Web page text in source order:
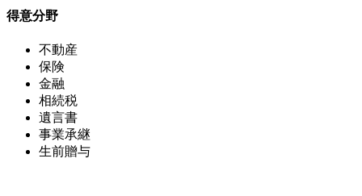
得意分野
不動産
保険
金融
相続税
遺言書
事業承継
生前贈与